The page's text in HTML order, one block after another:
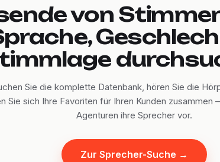
von
Sie die komplette Datenbank, hören Sie die
Sie sich Ihre Favoriten für Ihren Kunden zusammen
Agenturen ihre Sprecher vor.
Zur Sprecher-Suche →